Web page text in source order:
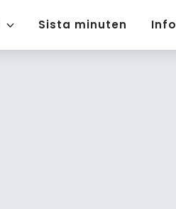
Sista minuten Info